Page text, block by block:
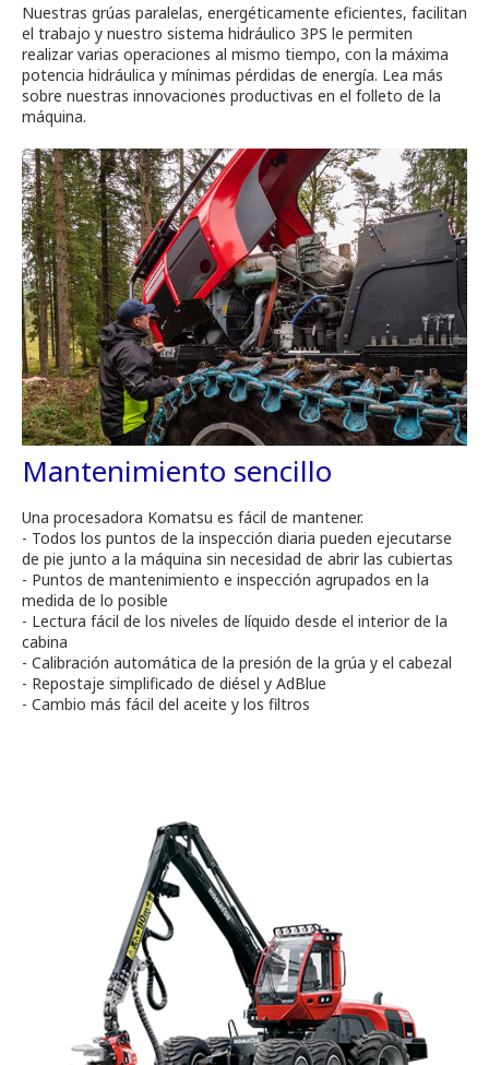
Nuestras grúas paralelas, energéticamente eficientes, facilitan
el trabajo y nuestro sistema hidráulico 3PS le permiten
realizar varias operaciones al mismo tiempo, con la máxima
potencia hidráulica y mínimas pérdidas de energía. Lea más
sobre nuestras innovaciones productivas en el folleto de la
máquina.
Mantenimiento sencillo
Una procesadora Komatsu es fácil de mantener.
- Todos los puntos de la inspección diaria pueden ejecutarse
de pie junto a la máquina sin necesidad de abrir las cubiertas
- Puntos de mantenimiento e inspección agrupados en la
medida de lo posible
- Lectura fácil de los niveles de líquido desde el interior de la
cabina
- Calibración automática de la presión de la grúa y el cabezal
- Repostaje simplificado de diésel y AdBlue
- Cambio más fácil del aceite y los filtros